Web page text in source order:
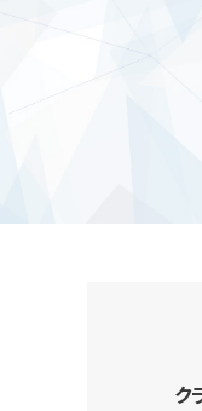
ク